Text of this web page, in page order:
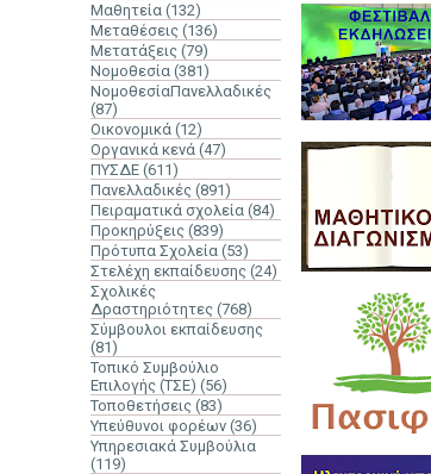
Μαθητεία (132)
Μεταθέσεις (136)
Μετατάξεις (79)
Νομοθεσία (381)
ΝομοθεσίαΠανελλαδικές
(87)
Οικονομικά (12)
Οργανικά κενά (47)
ΠΥΣΔΕ (611)
Πανελλαδικές (891)
Πειραματικά σχολεία (84)
Προκηρύξεις (839)
Πρότυπα Σχολεία (53)
Στελέχη εκπαίδευσης (24)
Σχολικές
Δραστηριότητες (768)
Σύμβουλοι εκπαίδευσης
(81)
Τοπικό Συμβούλιο
Επιλογής (ΤΣΕ) (56)
Τοποθετήσεις (83)
Υπεύθυνοι φορέων (36)
Υπηρεσιακά Συμβούλια
(119)